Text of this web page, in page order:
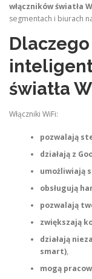
włączników światła
segmentach i biurach
światła
Włączniki WiFi:
pozwalają
działają z
umożliwiają
obsługują
pozwalają
zwiększają
działają
smart),
mogą